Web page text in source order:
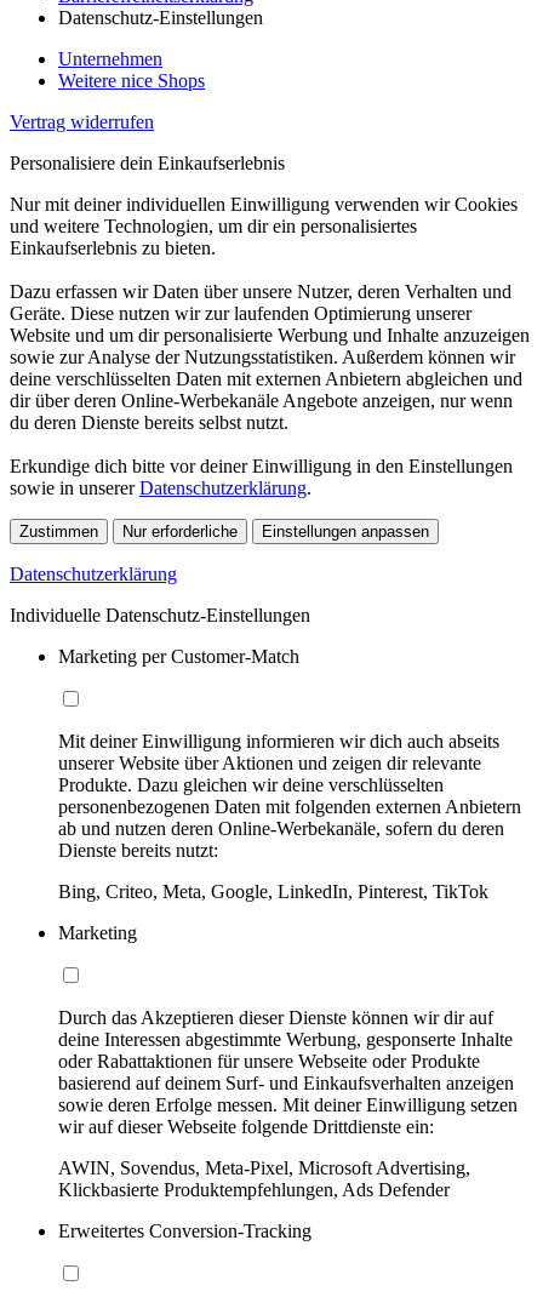
Datenschutz-Einstellungen
Unternehmen
Weitere nice Shops
Vertrag widerrufen
Personalisiere dein Einkaufserlebnis
Nur mit deiner individuellen Einwilligung verwenden wir Cookies
und weitere Technologien, um dir ein personalisiertes
Einkaufserlebnis zu bieten.
Dazu erfassen wir Daten über unsere Nutzer, deren Verhalten und
Geräte. Diese nutzen wir zur laufenden Optimierung unserer
Website und um dir personalisierte Werbung und Inhalte anzuzeigen
sowie zur Analyse der Nutzungsstatistiken. Außerdem können wir
deine verschlüsselten Daten mit externen Anbietern abgleichen und
dir über deren Online-Werbekanäle Angebote anzeigen, nur wenn
du deren Dienste bereits selbst nutzt.
Erkundige dich bitte vor deiner Einwilligung in den Einstellungen
sowie in unsererDatenschutzerklärung.
Zustimmen Nur erforderliche Einstellungen anpassen
Datenschutzerklärung
Individuelle Datenschutz-Einstellungen
Marketing per Customer-Match
Mit deiner Einwilligung informieren wir dich auch abseits
unserer Website über Aktionen und zeigen dir relevante
Produkte. Dazu gleichen wir deine verschlüsselten
personenbezogenen Daten mit folgenden externen Anbietern
ab und nutzen deren Online-Werbekanäle, sofern du deren
Dienste bereits nutzt:
Bing, Criteo, Meta, Google, LinkedIn, Pinterest, TikTok
Marketing
Durch das Akzeptieren dieser Dienste können wir dir auf
deine Interessen abgestimmte Werbung, gesponserte Inhalte
oder Rabattaktionen für unsere Webseite oder Produkte
basierend auf deinem Surf- und Einkaufsverhalten anzeigen
sowie deren Erfolge messen. Mit deiner Einwilligung setzen
wir auf dieser Webseite folgende Drittdienste ein:
AWIN, Sovendus, Meta-Pixel, Microsoft Advertising,
Klickbasierte Produktempfehlungen, Ads Defender
Erweitertes Conversion-Tracking